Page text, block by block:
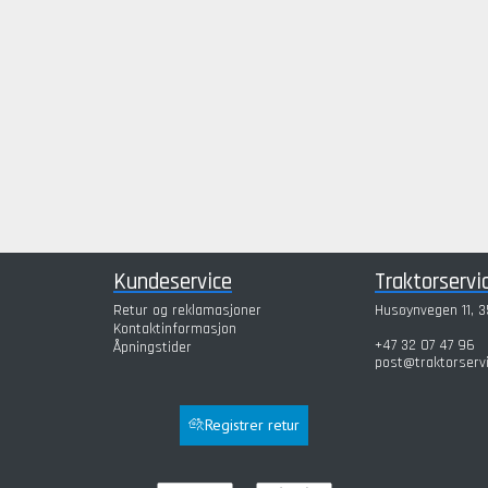
Kundeservice
Retur og reklamasjoner
Kontaktinformasjon
Åpningstider
Husøynvegen 11,
+47 32 07 47 96
Registrer retur